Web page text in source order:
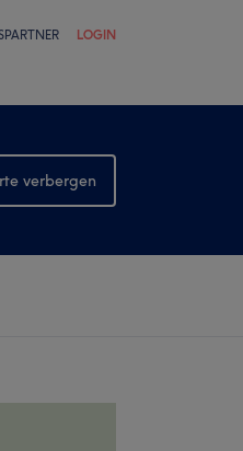
LOGIN
verbergen
anzeigen